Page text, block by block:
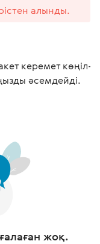
алынды.
керемет көңіл-
әсемдейді.
жоқ.